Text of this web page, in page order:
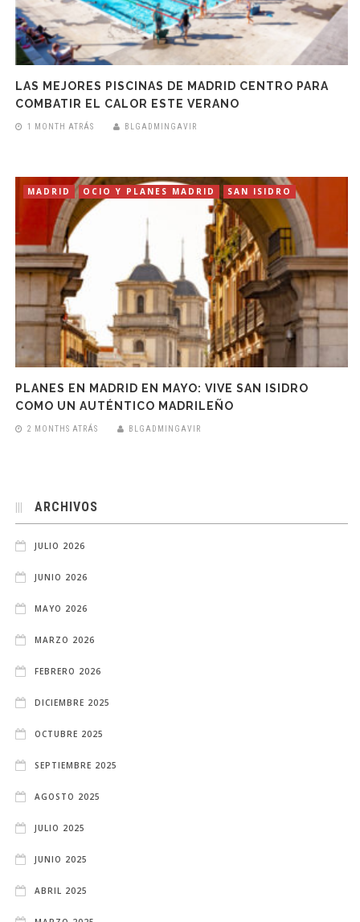
LAS MEJORES PISCINAS DE MADRID CENTRO PARA
COMBATIR EL CALOR ESTE VERANO
1 MONTH ATRÁS BLGADMINGAVIR
MADRID OCIO Y PLANES MADRID SAN ISIDRO
PLANES EN MADRID EN MAYO: VIVE SAN ISIDRO
COMO UN AUTÉNTICO MADRILEÑO
2 MONTHS ATRÁS BLGADMINGAVIR
ARCHIVOS
JULIO 2026
JUNIO 2026
MAYO 2026
MARZO 2026
FEBRERO 2026
DICIEMBRE 2025
OCTUBRE 2025
SEPTIEMBRE 2025
AGOSTO 2025
JULIO 2025
JUNIO 2025
ABRIL 2025